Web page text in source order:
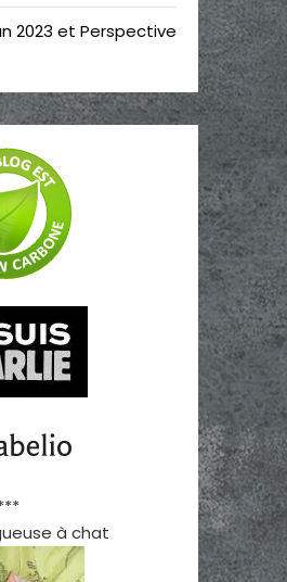
2023 et Perspective
à chat